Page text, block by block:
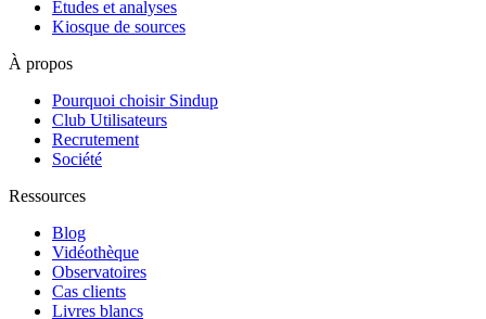
Etudes et analyses
Kiosque de sources
À propos
Pourquoi choisir Sindup
Club Utilisateurs
Recrutement
Société
Ressources
Blog
Vidéothèque
Observatoires
Cas clients
Livres blancs